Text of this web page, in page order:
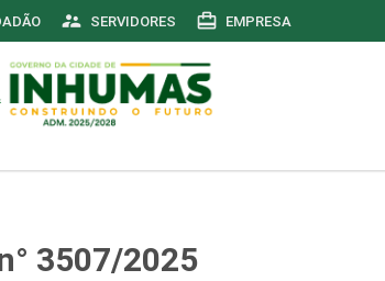
supervisor_account SERVIDORES card_travel EMPRESA
3507/2025